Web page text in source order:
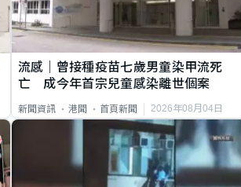
流感｜曾接種疫苗七歲男童染甲流死
亡 成今年首宗兒童感染離世個案
新聞資訊 港聞 首頁新聞 2026年08月04日